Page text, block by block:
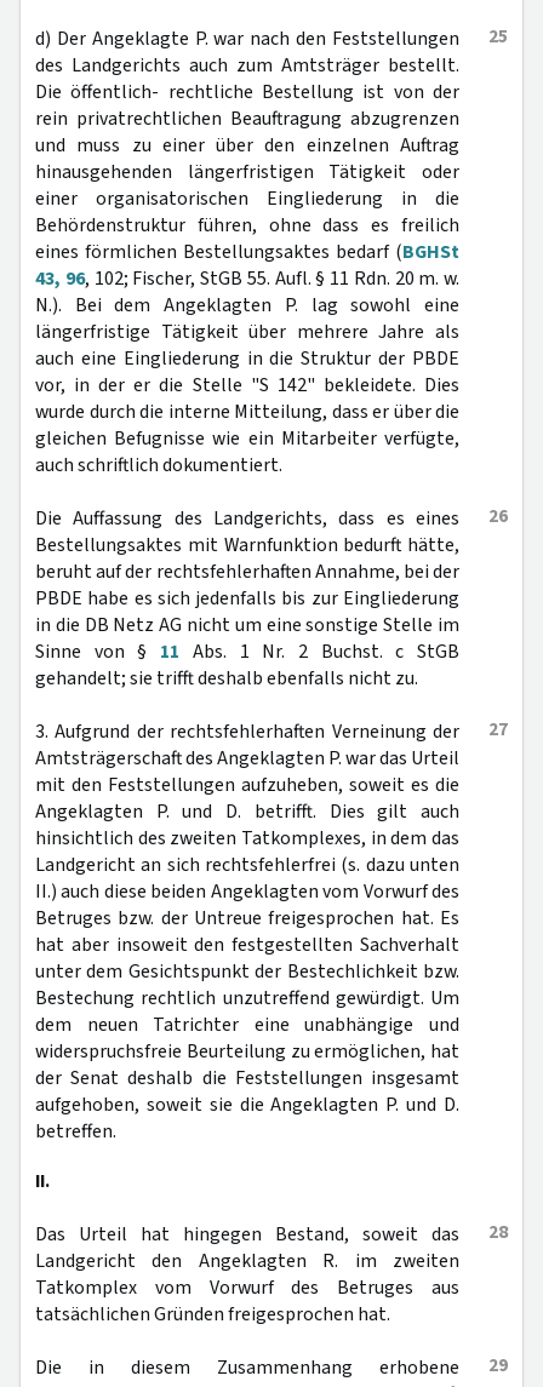
25
d) Der Angeklagte P. war nach den Feststellungen
des Landgerichts auch zum Amtsträger bestellt.
Die öffentlich- rechtliche Bestellung ist von der
rein privatrechtlichen Beauftragung abzugrenzen
und muss zu einer über den einzelnen Auftrag
hinausgehenden längerfristigen Tätigkeit oder
einer organisatorischen Eingliederung in die
Behördenstruktur führen, ohne dass es freilich
eines förmlichen Bestellungsaktes bedarf (BGHSt
43, 96, 102; Fischer, StGB 55. Aufl. § 11 Rdn. 20 m. w.
N.). Bei dem Angeklagten P. lag sowohl eine
längerfristige Tätigkeit über mehrere Jahre als
auch eine Eingliederung in die Struktur der PBDE
vor, in der er die Stelle "S 142" bekleidete. Dies
wurde durch die interne Mitteilung, dass er über die
gleichen Befugnisse wie ein Mitarbeiter verfügte,
auch schriftlich dokumentiert.
26
Die Auffassung des Landgerichts, dass es eines
Bestellungsaktes mit Warnfunktion bedurft hätte,
beruht auf der rechtsfehlerhaften Annahme, bei der
PBDE habe es sich jedenfalls bis zur Eingliederung
in die DB Netz AG nicht um eine sonstige Stelle im
Sinne von § 11 Abs. 1 Nr. 2 Buchst. c StGB
gehandelt; sie trifft deshalb ebenfalls nicht zu.
27
3. Aufgrund der rechtsfehlerhaften Verneinung der
Amtsträgerschaft des Angeklagten P. war das Urteil
mit den Feststellungen aufzuheben, soweit es die
Angeklagten P. und D. betrifft. Dies gilt auch
hinsichtlich des zweiten Tatkomplexes, in dem das
Landgericht an sich rechtsfehlerfrei (s. dazu unten
II.) auch diese beiden Angeklagten vom Vorwurf des
Betruges bzw. der Untreue freigesprochen hat. Es
hat aber insoweit den festgestellten Sachverhalt
unter dem Gesichtspunkt der Bestechlichkeit bzw.
Bestechung rechtlich unzutreffend gewürdigt. Um
dem neuen Tatrichter eine unabhängige und
widerspruchsfreie Beurteilung zu ermöglichen, hat
der Senat deshalb die Feststellungen insgesamt
aufgehoben, soweit sie die Angeklagten P. und D.
betreffen.
II.
28
Das Urteil hat hingegen Bestand, soweit das
Landgericht den Angeklagten R. im zweiten
Tatkomplex vom Vorwurf des Betruges aus
tatsächlichen Gründen freigesprochen hat.
29
Die in diesem Zusammenhang erhobene